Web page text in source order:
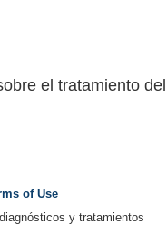
el tratamiento
of Use
y tratamientos